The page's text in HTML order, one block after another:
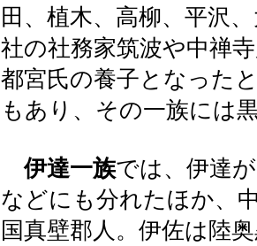
田、植木、高柳、平沢
社の社務家筑波や中禅
都宮氏の養子となった
もあり、その一族には
伊達一族では、伊達
などにも分れたほか、
国真壁郡人。伊佐は陸